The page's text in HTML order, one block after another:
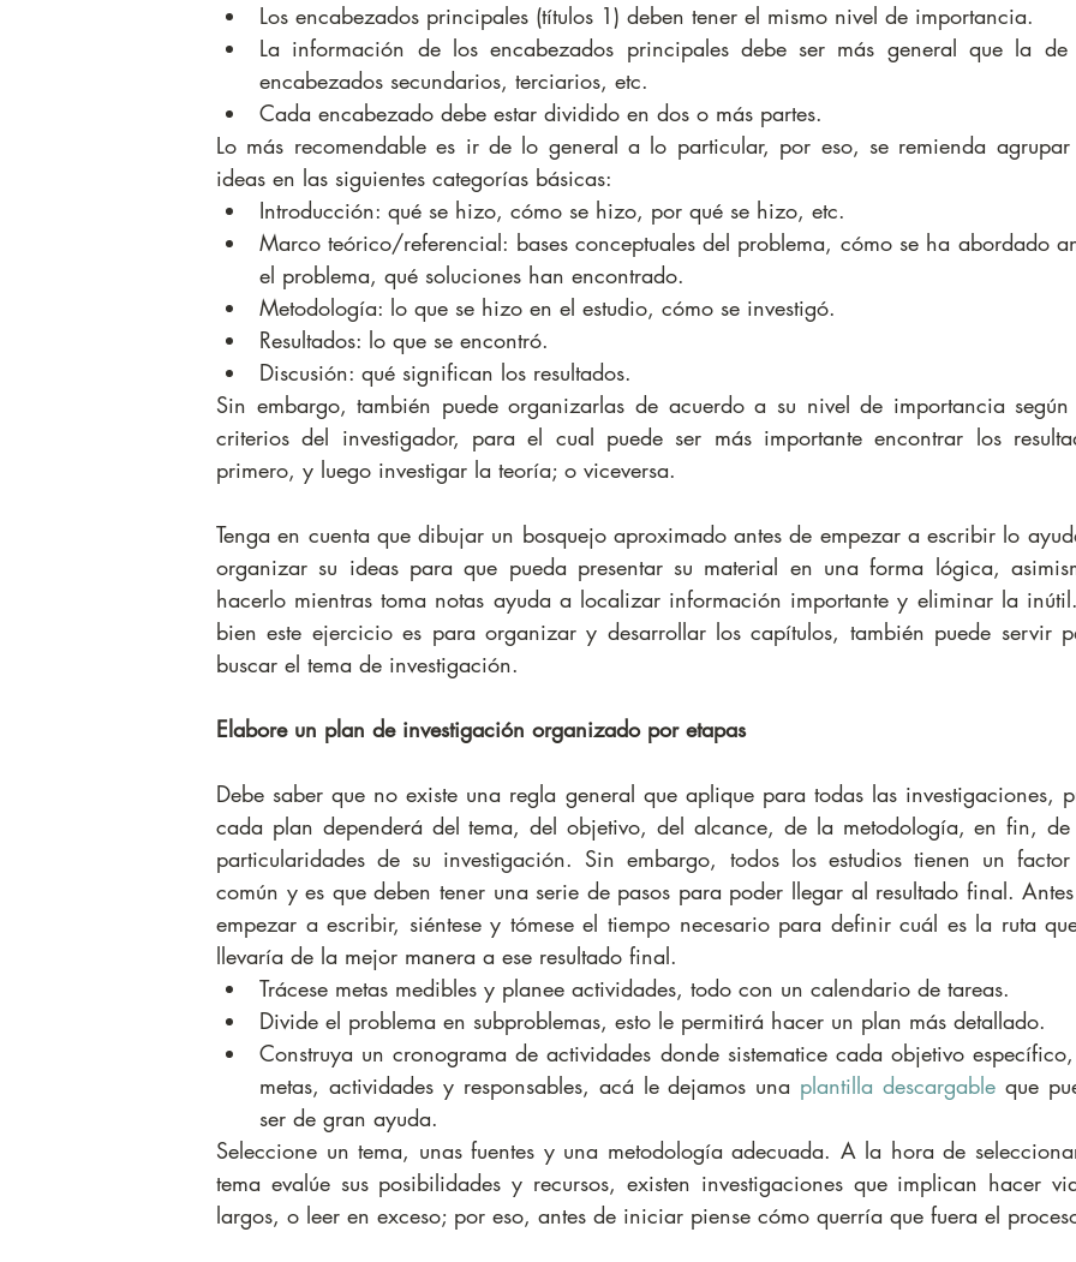
Los encabezados principales (títulos 1) deben tener el mismo nivel de importancia.
La información de los encabezados principales debe ser más general que la de
encabezados secundarios, terciarios, etc.
Cada encabezado debe estar dividido en dos o más partes.
Lo más recomendable es ir de lo general a lo particular, por eso, se remienda agrupar
ideas en las siguientes categorías básicas:
Introducción: qué se hizo, cómo se hizo, por qué se hizo, etc.
Marco teórico/referencial: bases conceptuales del problema, cómo se ha abordado
el problema, qué soluciones han encontrado.
Metodología: lo que se hizo en el estudio, cómo se investigó.
Resultados: lo que se encontró.
Discusión: qué significan los resultados.
Sin embargo, también puede organizarlas de acuerdo a su nivel de importancia según
criterios del investigador, para el cual puede ser más importante encontrar los
primero, y luego investigar la teoría; o viceversa.
Tenga en cuenta que dibujar un bosquejo aproximado antes de empezar a escribir lo
organizar su ideas para que pueda presentar su material en una forma lógica,
hacerlo mientras toma notas ayuda a localizar información importante y eliminar la
bien este ejercicio es para organizar y desarrollar los capítulos, también puede servir
buscar el tema de investigación.
Elabore un plan de investigación organizado por etapas
Debe saber que no existe una regla general que aplique para todas las investigaciones,
cada plan dependerá del tema, del objetivo, del alcance, de la metodología, en fin, de
particularidades de su investigación. Sin embargo, todos los estudios tienen un
común y es que deben tener una serie de pasos para poder llegar al resultado final.
empezar a escribir, siéntese y tómese el tiempo necesario para definir cuál es la ruta
llevaría de la mejor manera a ese resultado final.
Trácese metas medibles y planee actividades, todo con un calendario de tareas.
Divide el problema en subproblemas, esto le permitirá hacer un plan más detallado.
Construya un cronograma de actividades donde sistematice cada objetivo
metas, actividades y responsables, acá le dejamos una plantilla descargable que
ser de gran ayuda.
Seleccione un tema, unas fuentes y una metodología adecuada. A la hora de
tema evalúe sus posibilidades y recursos, existen investigaciones que implican hacer
largos, o leer en exceso; por eso, antes de iniciar piense cómo querría que fuera el